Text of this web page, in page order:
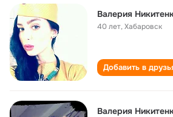
Валерия
40 лет,Хабаровск
Добавить в
Валерия